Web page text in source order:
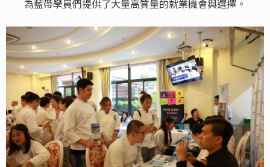
為藍帶學員們提供了大量高質量的就業機會與選擇。